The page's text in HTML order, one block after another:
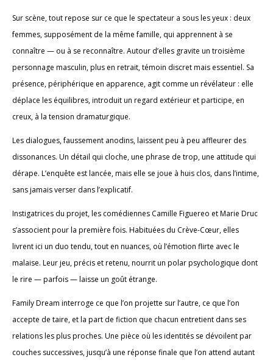
Sur scène, tout repose sur ce que le spectateur a sous les yeux : deux
femmes, supposément de la même famille, qui apprennent à se
connaître — ou à se reconnaître. Autour d’elles gravite un troisième
personnage masculin, plus en retrait, témoin discret mais essentiel. Sa
présence, périphérique en apparence, agit comme un révélateur : elle
déplace les équilibres, introduit un regard extérieur et participe, en
creux, à la tension dramaturgique.
Les dialogues, faussement anodins, laissent peu à peu affleurer des
dissonances. Un détail qui cloche, une phrase de trop, une attitude qui
dérape. L’enquête est lancée, mais elle se joue à huis clos, dans l’intime,
sans jamais verser dans l’explicatif.
Instigatrices du projet, les comédiennes Camille Figuereo et Marie Druc
s’associent pour la première fois. Habituées du Crève-Cœur, elles
livrent ici un duo tendu, tout en nuances, où l’émotion flirte avec le
malaise. Leur jeu, précis et retenu, nourrit un polar psychologique dont
le rire — parfois — laisse un goût étrange.
Family Dream interroge ce que l’on projette sur l’autre, ce que l’on
accepte de taire, et la part de fiction que chacun entretient dans ses
relations les plus proches. Une pièce où les identités se dévoilent par
couches successives, jusqu’à une réponse finale que l’on attend autant